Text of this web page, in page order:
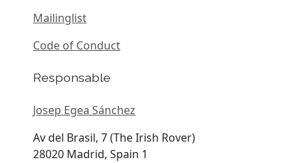
Mailinglist
Code of Conduct
Responsable
Josep Egea Sánchez
Av del Brasil, 7 (The Irish Rover)
28020 Madrid, Spain 1